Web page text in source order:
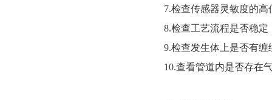
7.检查传感器灵敏度的
8.检查工艺流程是否稳
9.检查发生体上是否有缠
10.查看管道内是否存在